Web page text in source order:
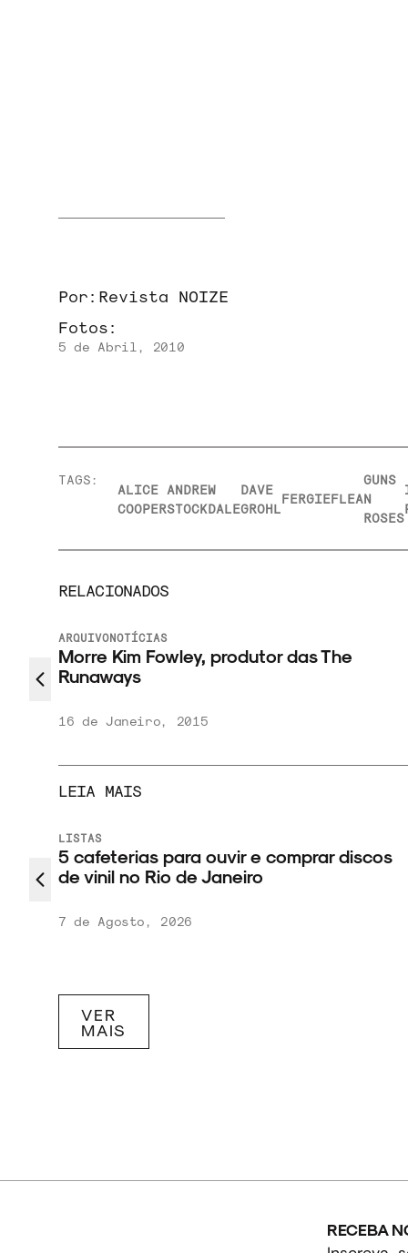
Por: Revista NOIZE
Fotos:
5 de Abril, 2010
TAGS:
ALICE
COOPER
ANDREW
STOCKDALE
DAVE
GROHL
FERGIEFLEA
GUNS
N
ROSES
RELACIONADOS
ARQUIVONOTÍCIAS
Morre Kim Fowley, produtor das The
Runaways
16 de Janeiro, 2015
LEIA MAIS
LISTAS
5 cafeterias para ouvir e comprar discos
de vinil no Rio de Janeiro
7 de Agosto, 2026
VER
MAIS
RECEBA